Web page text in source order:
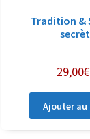
Tradition &
29,00€
Ajouter au